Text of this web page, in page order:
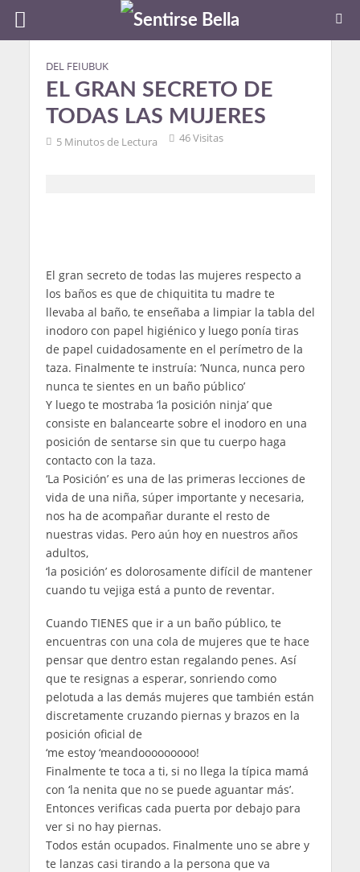
DEL FEIUBUK
EL GRAN SECRETO DE
TODAS LAS MUJERES
5 Minutos de Lectura 46 Visitas
El gran secreto de todas las mujeres respecto a
los baños es que de chiquitita tu madre te
llevaba al baño, te enseñaba a limpiar la tabla del
inodoro con papel higiénico y luego ponía tiras
de papel cuidadosamente en el perímetro de la
taza. Finalmente te instruía: ‘Nunca, nunca pero
nunca te sientes en un baño público’
Y luego te mostraba ‘la posición ninja’ que
consiste en balancearte sobre el inodoro en una
posición de sentarse sin que tu cuerpo haga
contacto con la taza.
‘La Posición’ es una de las primeras lecciones de
vida de una niña, súper importante y necesaria,
nos ha de acompañar durante el resto de
nuestras vidas. Pero aún hoy en nuestros años
adultos,
‘la posición’ es dolorosamente difícil de mantener
cuando tu vejiga está a punto de reventar.
Cuando TIENES que ir a un baño público, te
encuentras con una cola de mujeres que te hace
pensar que dentro estan regalando penes. Así
que te resignas a esperar, sonriendo como
pelotuda a las demás mujeres que también están
discretamente cruzando piernas y brazos en la
posición oficial de
‘me estoy ‘meandooooooooo!
Finalmente te toca a ti, si no llega la típica mamá
con ‘la nenita que no se puede aguantar más’.
Entonces verificas cada puerta por debajo para
ver si no hay piernas.
Todos están ocupados. Finalmente uno se abre y
te lanzas casi tirando a la persona que va